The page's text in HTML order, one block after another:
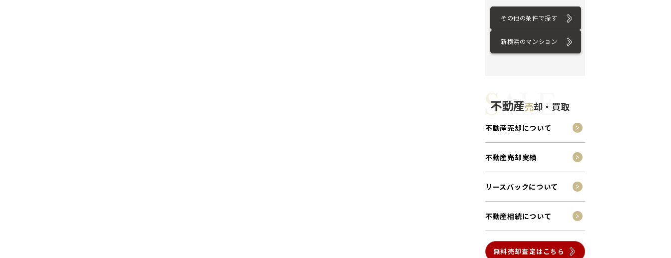
その他の条件で探す
新横浜のマンション
不動産売却・買取
不動産売却について
不動産売却実績
リースバックについて
不動産相続について
無料売却査定はこちら